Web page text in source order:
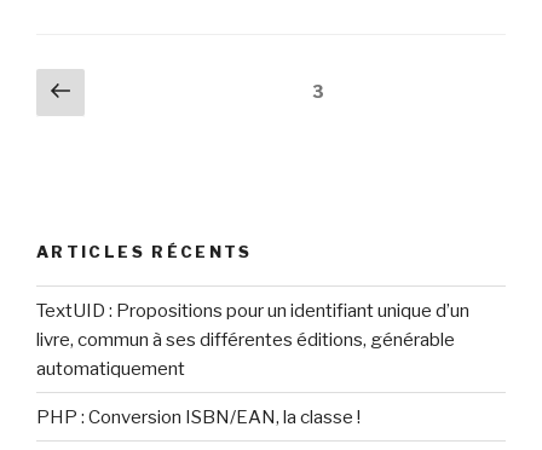
Navigation
des
Page
précédente
Page3
ARTICLES RÉCENTS
TextUID : Propositions pour un identifiant unique d’un
livre, commun à ses différentes éditions, générable
automatiquement
PHP : Conversion ISBN/EAN, la classe !